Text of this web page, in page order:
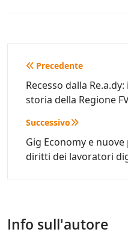
Navigazione
articoli
Precedente
Recesso dalla
storia della Regione
Successivo
Gig Economy e
diritti dei lavoratori
Info sull'autore